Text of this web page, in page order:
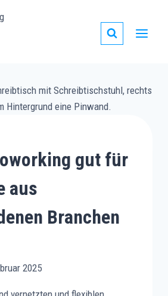
gut für
aus
Branchen
2025